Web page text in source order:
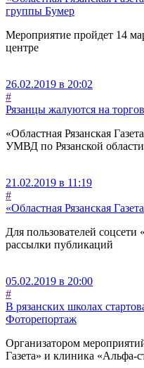
группы Бумер
Мероприятие пройдет 14
центре
26.02.2019 в 20:02
#
Рязанцы жалуются на
«Областная Рязанская
УМВД по Рязанской области
21.02.2019 в 11:19
#
«Областная Рязанская
Для пользователей
рассылки публикаций
05.02.2019 в 20:00
#
В рязанских школах
Фоторепортаж
Организатором
Газета» и клиника «Альфа-